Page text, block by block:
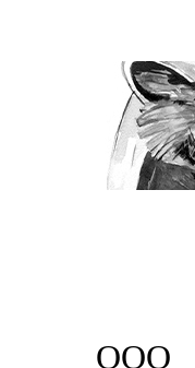
ООО